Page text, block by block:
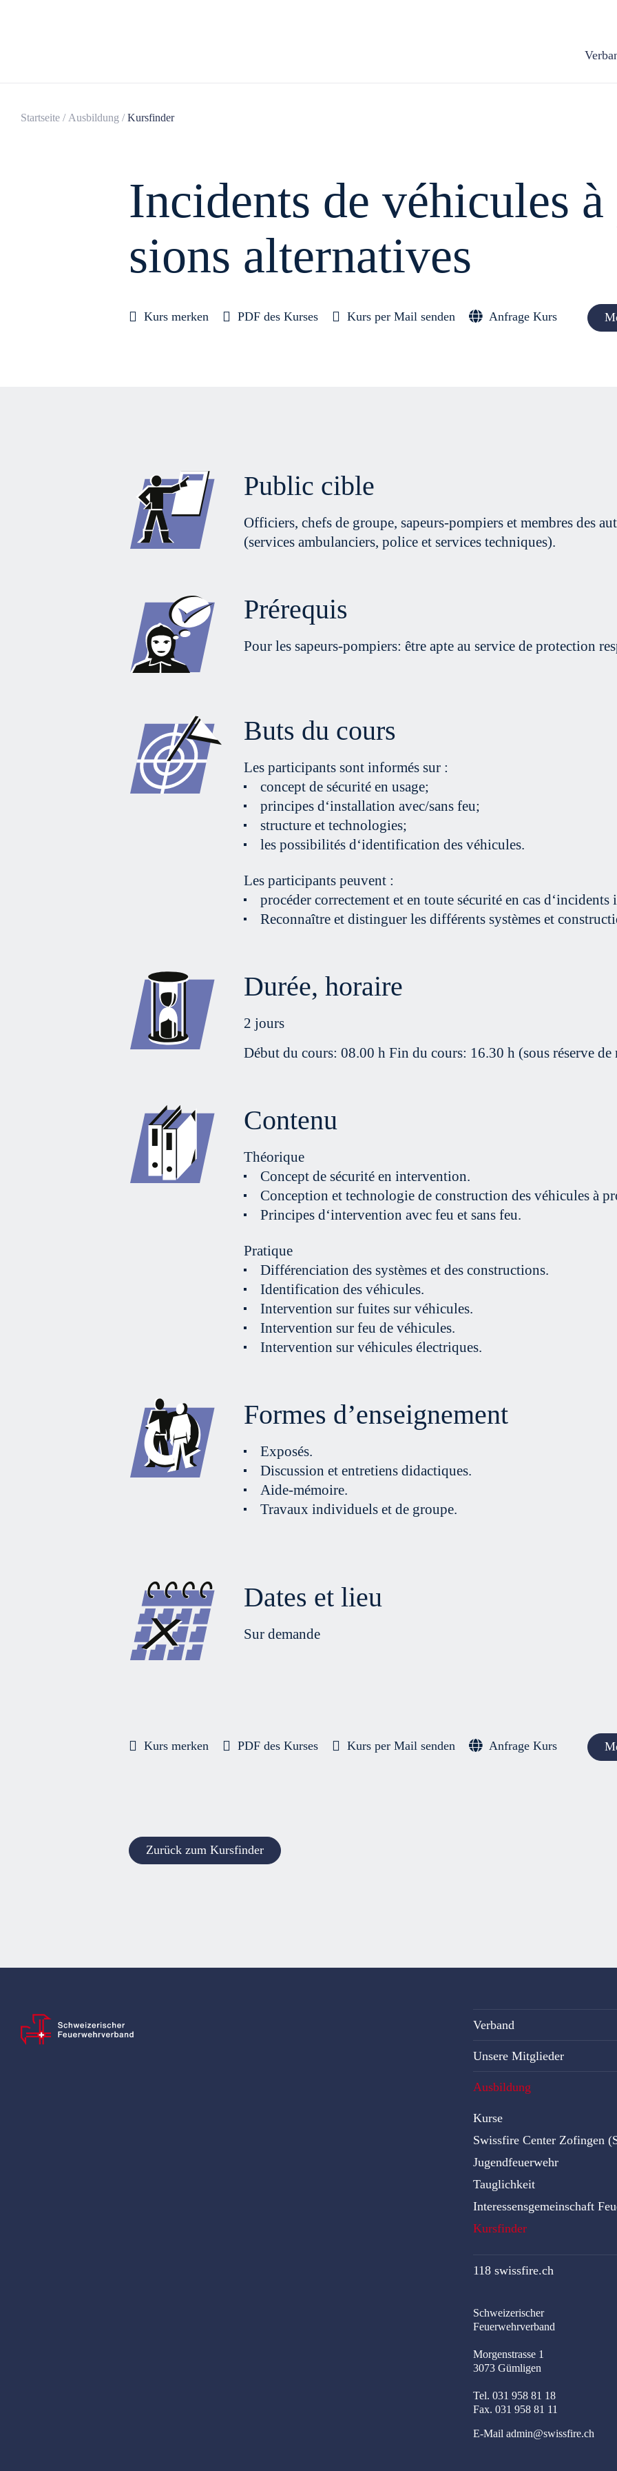
Startseite / Ausbildung / Kursfinder
Inci­dents de véhi­cules
sions alter­na­tives
Kurs merken PDF des Kurses Kurs per Mail senden Anfrage Kurs
Public cible
Officiers, chefs de groupe, sapeurs-pompiers et membres des
(services ambulanciers, police et services techniques).
Prérequis
Pour les sapeurs-pompiers: être apte au service de protection
Buts du cours
Les participants sont informés sur :
concept de sécurité en usage;
principes d‘installation avec/sans feu;
structure et technologies;
les possibilités d‘identification des véhicules.
Les participants peuvent :
procéder correctement et en toute sécurité en cas
Reconnaître et distinguer les différents systèmes et
Durée, horaire
2 jours
Début du cours: 08.00 h Fin du cours: 16.30 h (sous réserve
Contenu
Théorique
Concept de sécurité en intervention.
Conception et technologie de construction des véhicules à
Principes d‘intervention avec feu et sans feu.
Pratique
Différenciation des systèmes et des constructions.
Identification des véhicules.
Intervention sur fuites sur véhicules.
Intervention sur feu de véhicules.
Intervention sur véhicules électriques.
Formes d’enseignement
Exposés.
Discussion et entretiens didactiques.
Aide-mémoire.
Travaux individuels et de groupe.
Dates et lieu
Sur demande
Kurs merken PDF des Kurses Kurs per Mail senden Anfrage Kurs
Zurück zum Kursfinder
Verband
Unsere Mitglieder
Ausbildung
Kurse
Swissfire Center Zofingen
Jugendfeuerwehr
Tauglichkeit
Interessensgemeinschaft
Kursfinder
118 swissfire.ch
Schweizerischer
Feuerwehrverband
Morgenstrasse 1
3073 Gümligen
Tel. 031 958 81 18
Fax. 031 958 81 11
E-Mail admin@swissfire.ch